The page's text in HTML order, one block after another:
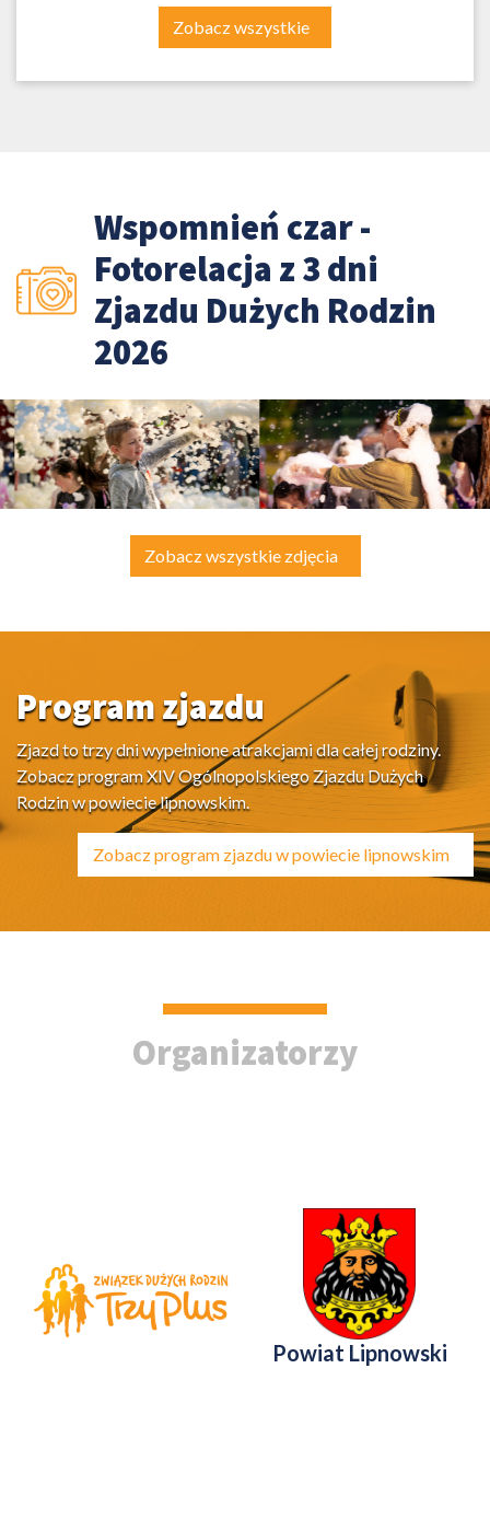
Zobacz wszystkie
Wspomnień czar -
Fotorelacja z 3 dni
Zjazdu Dużych Rodzin
2026
Zobacz wszystkie zdjęcia
Program zjazdu
Zjazd to trzy dni wypełnione atrakcjami dla całej rodziny.
Zobacz program XIV Ogólnopolskiego Zjazdu Dużych
Rodzin w powiecie lipnowskim.
Zobacz program zjazdu w powiecie lipnowskim
Organizatorzy
Powiat Lipnowski